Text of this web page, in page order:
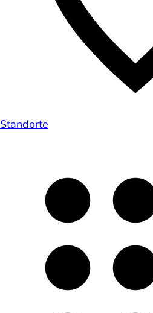
Standorte